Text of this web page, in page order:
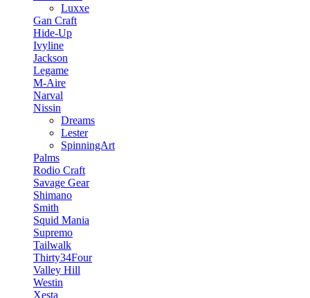
Luxxe
Gan Craft
Hide-Up
Ivyline
Jackson
Legame
M-Aire
Narval
Nissin
Dreams
Lester
SpinningArt
Palms
Rodio Craft
Savage Gear
Shimano
Smith
Squid Mania
Supremo
Tailwalk
Thirty34Four
Valley Hill
Westin
Xesta